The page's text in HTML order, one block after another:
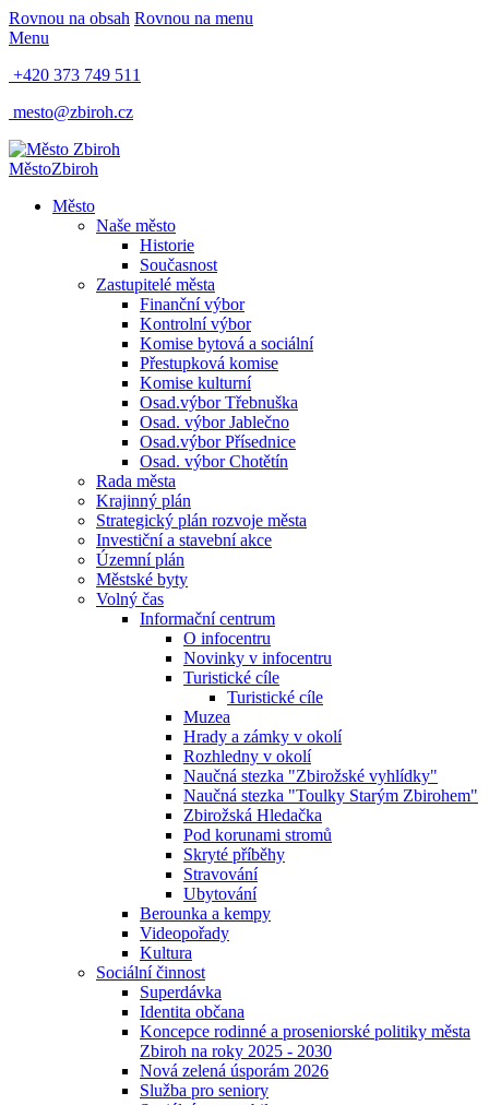
Rovnou na obsah Rovnou na menu
Menu
+420 373 749 511
mesto@zbiroh.cz
MěstoZbiroh
Město
Naše město
Historie
Současnost
Zastupitelé města
Finanční výbor
Kontrolní výbor
Komise bytová a sociální
Přestupková komise
Komise kulturní
Osad.výbor Třebnuška
Osad. výbor Jablečno
Osad.výbor Přísednice
Osad. výbor Chotětín
Rada města
Krajinný plán
Strategický plán rozvoje města
Investiční a stavební akce
Územní plán
Městské byty
Volný čas
Informační centrum
O infocentru
Novinky v infocentru
Turistické cíle
Turistické cíle
Muzea
Hrady a zámky v okolí
Rozhledny v okolí
Naučná stezka "Zbirožské vyhlídky"
Naučná stezka "Toulky Starým Zbirohem"
Zbirožská Hledačka
Pod korunami stromů
Skryté příběhy
Stravování
Ubytování
Berounka a kempy
Videopořady
Kultura
Sociální činnost
Superdávka
Identita občana
Koncepce rodinné a proseniorské politiky města
Zbiroh na roky 2025 - 2030
Nová zelená úsporám 2026
Služba pro seniory